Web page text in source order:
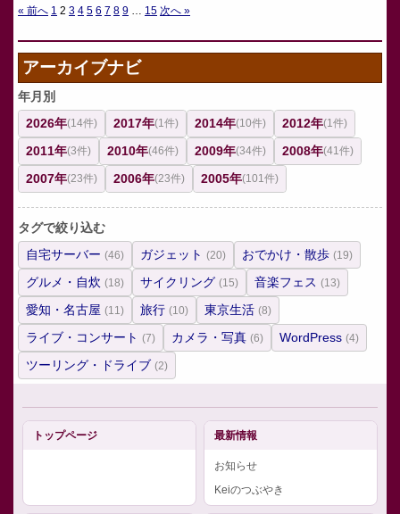
投
稿
の
ペ
ー
ジ
送
り
« 前へ 1 2 3 4 5 6 7 8 9 15 次へ »
アーカイブナビ
年月別
2026年(14件) 2017年(1件) 2014年(10件) 2012年(1件)
2011年(3件) 2010年(46件) 2009年(34件) 2008年(41件)
2007年(23件) 2006年(23件) 2005年(101件)
タグで絞り込む
自宅サーバー (46) ガジェット (20) おでかけ・散歩 (19)
グルメ・自炊 (18) サイクリング (15) 音楽フェス (13)
愛知・名古屋 (11) 旅行 (10) 東京生活 (8)
ライブ・コンサート (7) カメラ・写真 (6) WordPress (4)
ツーリング・ドライブ (2)
トップページ 最新情報
お知らせ
Keiのつぶやき